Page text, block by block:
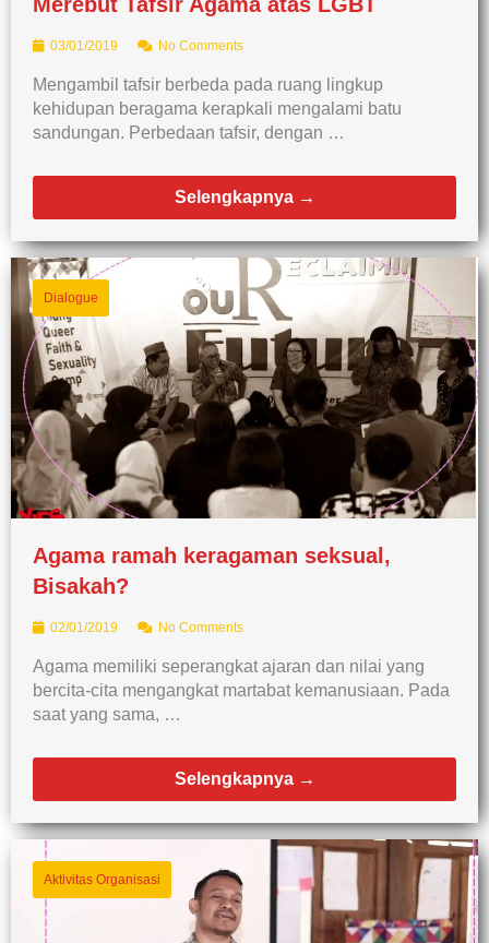
03/01/2019 No Comments
Mengambil tafsir berbeda pada ruang lingkup
kehidupan beragama kerapkali mengalami batu
sandungan. Perbedaan tafsir, dengan …
Selengkapnya →
Dialogue
Agama ramah keragaman seksual,
Bisakah?
02/01/2019 No Comments
Agama memiliki seperangkat ajaran dan nilai yang
bercita-cita mengangkat martabat kemanusiaan. Pada
saat yang sama, …
Selengkapnya →
Aktivitas Organisasi